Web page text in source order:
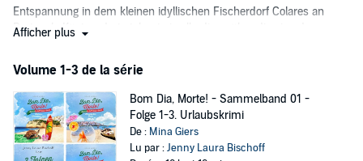
Entspannung in dem kleinen idyllischen Fischerdorf Colares an
Portugals Küste - dort stolpert sie allerdings über die ein oder
Jetzt gibt es ihre ersten drei Fälle in einem Hörbuch!
Folge 1 - Tödliches Meeresrauschen:
Die chronisch gestresste
Privatdetektivin Laura will während ihres Urlaubs an Portugals
Küste einfach nur entspannen. Wo ginge das besser als in dem
kleinen Fischerdorf Colares? Sonne, Meeresrauschen und
Afficher plus
Volume 1-3 de la série
Bom Dia, Morte! - Sammelband 01 -
Folge 1-3. Urlaubskrimi
De : Mina Giers
Lu par :Jenny Laura Bischoff